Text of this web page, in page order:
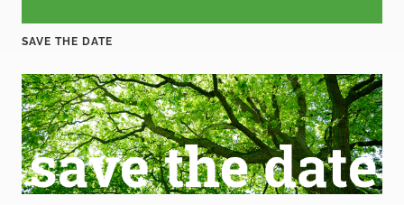
SAVE THE DATE